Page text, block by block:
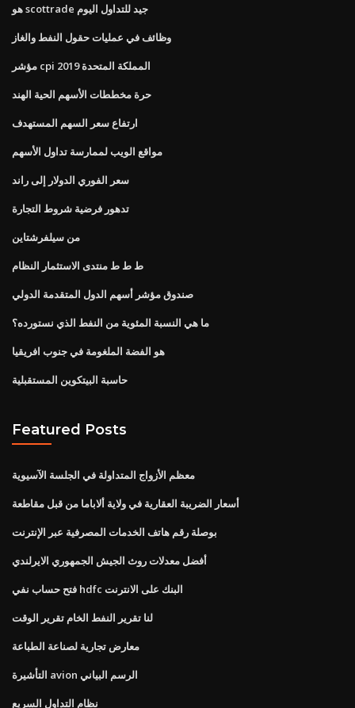
هو scottrade جيد للتداول اليوم
وظائف في عمليات حقول النفط والغاز
مؤشر cpi المملكة المتحدة 2019
حرة مخططات الأسهم الحية الهند
ارتفاع سعر السهم المستهدف
مواقع الويب لممارسة تداول الأسهم
سعر الفوري الدولار إلى راند
تدهور فرضية شروط التجارة
من سيلفرشتاين
ط ط ط منتدى الاستثمار النظام
صندوق مؤشر أسهم الدول المتقدمة الدولي
ما هي النسبة المئوية من النفط الذي نستورده؟
هو الفضة الملغومة في جنوب افريقيا
حاسبة البيتكوين المستقبلية
Featured Posts
معظم الأزواج المتداولة في الجلسة الآسيوية
أسعار الضريبة العقارية في ولاية ألاباما من قبل مقاطعة
بوصلة رقم هاتف الخدمات المصرفية عبر الإنترنت
أفضل معدلات روث الجيش الجمهوري الايرلندي
فتح حساب نفي hdfc البنك على الانترنت
لنا تقرير النفط الخام تقرير الوقت
معارض تجارية لصناعة الطباعة
التأشيرة avion الرسم البياني
نظام التداول السريع